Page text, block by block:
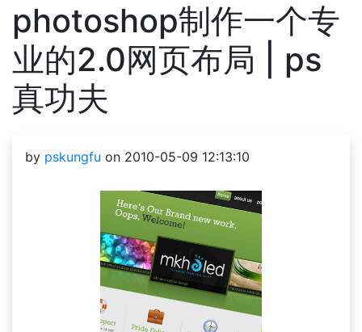
photoshop制作一个专
业的2.0网页布局 | ps
真功夫
by pskungfu on 2010-05-09 12:13:10